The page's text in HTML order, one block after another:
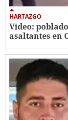
HARTAZGO
Video:
asaltantes en